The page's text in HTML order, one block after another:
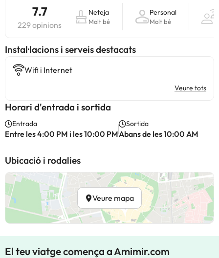
7.7
229 opinions
Neteja
Molt bé
Personal
Molt bé
Instal·lacions i serveis destacats
Wifi i Internet
Veure tots
Horari d'entrada i sortida
Entrada
Entre les 4:00 PM i les 10:00 PM
Sortida
Abans de les 10:00 AM
Ubicació i rodalies
Veure mapa
El teu viatge comença a Amimir.com